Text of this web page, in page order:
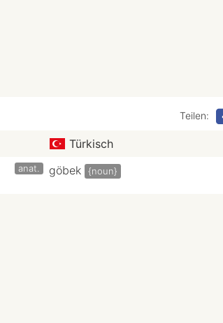
Teilen:
Türkisch
anat. göbek {noun}